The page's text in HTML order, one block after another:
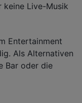
keine Live-Musik
Entertainment
Als Alternativen
Bar oder die